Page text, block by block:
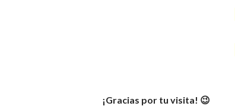
¡Gracias por tu visita! 😉